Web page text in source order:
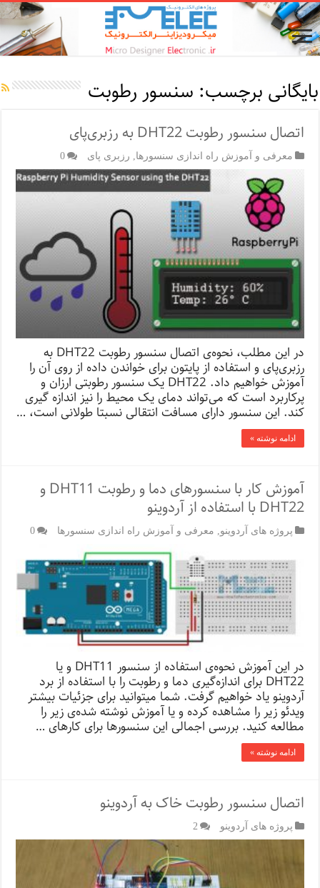
بایگانی برچسب: سنسور رطوبت
اتصال سنسور رطوبت DHT22 به رزبری‌پای
معرفی و آموزش راه اندازی سنسورها رزبری پای 0
در این مطلب، نحوه‌ی اتصال سنسور رطوبت DHT22 به
رزبری‌پای و استفاده از پایتون برای خواندن داده از روی آن را
آموزش خواهیم داد. DHT22 یک سنسور رطوبتی ارزان و
پرکاربرد است که می‌تواند دمای یک محیط را نیز اندازه گیری
کند. این سنسور دارای مسافت انتقالی نسبتا طولانی است، …
ادامه نوشته »
آموزش کار با سنسور‌های دما و رطوبت DHT11 و
DHT22 با استفاده از آردوینو
پروژه های آردوینو معرفی و آموزش راه اندازی سنسورها 0
در این آموزش نحوه‌ی استفاده از سنسور DHT11 و یا
DHT22 برای اندازه‌گیری دما و رطوبت را با استفاده از برد
آردوینو یاد خواهیم گرفت. شما می­توانید برای جزئیات بیشتر
ویدئو زیر را مشاهده کرده و یا آموزش نوشته شده‌ی زیر را
مطالعه کنید. بررسی اجمالی این سنسور‌ها برای کارهای …
ادامه نوشته »
اتصال سنسور رطوبت خاک به آردوینو
پروژه های آردوینو 2